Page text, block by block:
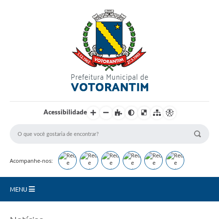
Acessibilidade
Acompanhe-nos:
MENU